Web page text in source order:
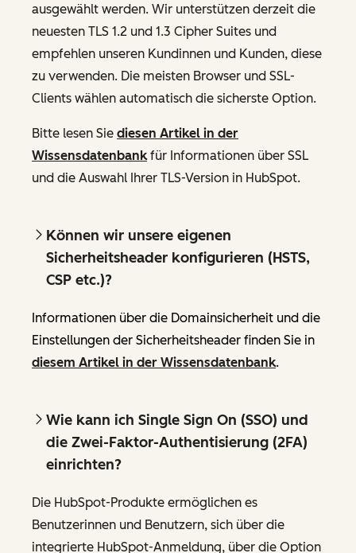
ausgewählt werden. Wir unterstützen derzeit die
neuesten TLS 1.2 und 1.3 Cipher Suites und
empfehlen unseren Kundinnen und Kunden, diese
zu verwenden. Die meisten Browser und SSL-
Clients wählen automatisch die sicherste Option.
Bitte lesen Sie diesen Artikel in der
Wissensdatenbankfür Informationen über SSL
und die Auswahl Ihrer TLS-Version in HubSpot.
Können wir unsere eigenen
Sicherheitsheader konfigurieren (HSTS,
CSP etc.)?
Informationen über die Domainsicherheit und die
Einstellungen der Sicherheitsheader finden Sie in
diesem Artikel in der Wissensdatenbank.
Wie kann ich Single Sign On (SSO) und
die Zwei-Faktor-Authentisierung (2FA)
einrichten?
Die HubSpot-Produkte ermöglichen es
Benutzerinnen und Benutzern, sich über die
integrierte HubSpot-Anmeldung, über die Option